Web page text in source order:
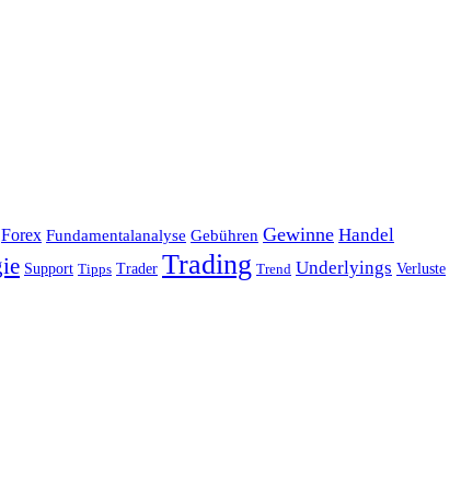
Forex Fundamentalanalyse Gebühren Gewinne Handel
Support Tipps Trader Trading Trend Underlyings Verluste